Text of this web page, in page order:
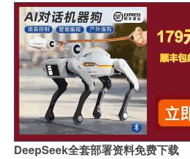
DeepSeek全套部署资料免费下载